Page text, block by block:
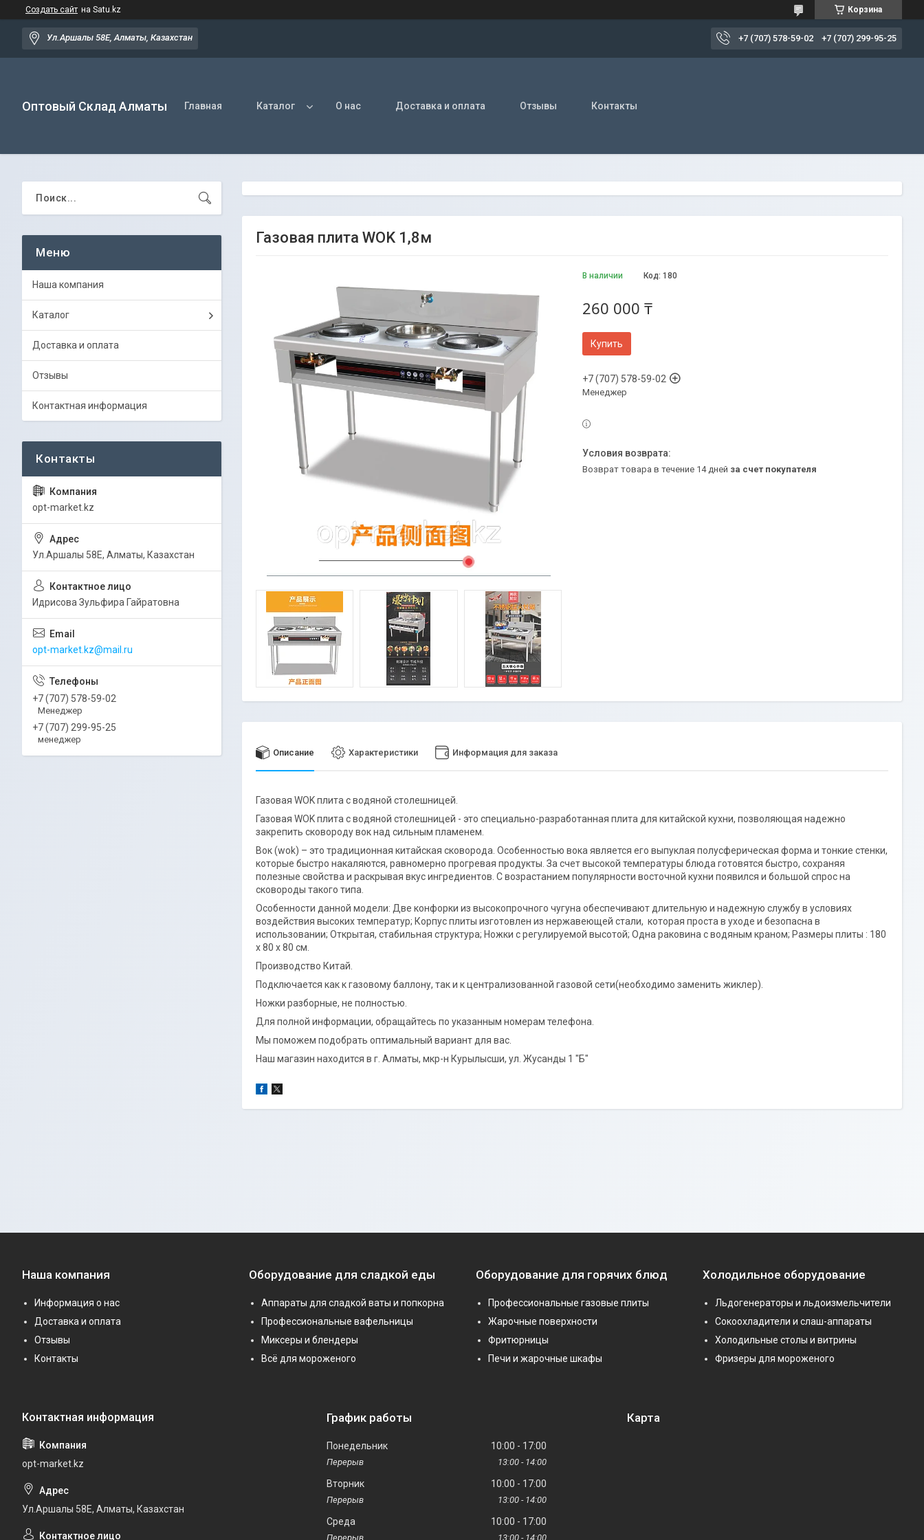
Создать сайт на Satu.kz Корзина
Ул.Аршалы 58Е, Алматы, Казахстан +7 (707) 578-59-02 +7 (707) 299-95-25
Оптовый Склад Алматы Главная Каталог О нас Доставка и оплата Отзывы Контакты
Газовая плита WOK 1,8м
В наличии Код: 180
260 000 ₸
Купить
+7 (707) 578-59-02
Менеджер
возврат товара в течение 14 дней за счет покупателя
Описание Характеристики Информация для заказа
Газовая WOK плита с водяной столешницей.
Газовая WOK плита с водяной столешницей - это специально-разработанная плита для китайской кухни, позволяющая надежно
закрепить сковороду вок над сильным пламенем.
Вок (wok) – это традиционная китайская сковорода. Особенностью вока является его выпуклая полусферическая форма и тонкие стенки,
которые быстро накаляются, равномерно прогревая продукты. За счет высокой температуры блюда готовятся быстро, сохраняя
полезные свойства и раскрывая вкус ингредиентов. С возрастанием популярности восточной кухни появился и большой спрос на
сковороды такого типа.
Особенности данной модели: Две конфорки из высокопрочного чугуна обеспечивают длительную и надежную службу в условиях
воздействия высоких температур; Корпус плиты изготовлен из нержавеющей стали, которая проста в уходе и безопасна в
использовании; Открытая, стабильная структура; Ножки с регулируемой высотой; Одна раковина с водяным краном; Размеры плиты : 180
х 80 х 80 см.
Производство Китай.
Подключается как к газовому баллону, так и к централизованной газовой сети(необходимо заменить жиклер).
Ножки разборные, не полностью.
Для полной информации, обращайтесь по указанным номерам телефона.
Мы поможем подобрать оптимальный вариант для вас.
Наш магазин находится в г. Алматы, мкр-н Курылысши, ул. Жусанды 1 "Б"
Наша компания
Каталог
Доставка и оплата
Отзывы
Контактная информация
opt-market.kz
Ул.Аршалы 58Е, Алматы, Казахстан
Идрисова Зульфира Гайратовна
opt-market.kz@mail.ru
+7 (707) 578-59-02
Менеджер
+7 (707) 299-95-25
менеджер
Наша компания
Информация о нас
Доставка и оплата
Отзывы
Контакты
Оборудование для сладкой еды
Аппараты для сладкой ваты и попкорна
Профессиональные вафельницы
Миксеры и блендеры
Всё для мороженого
Оборудование для горячих блюд
Профессиональные газовые плиты
Жарочные поверхности
Фритюрницы
Печи и жарочные шкафы
Холодильное оборудование
Льдогенераторы и льдоизмельчители
Сокоохладители и слаш-аппараты
Холодильные столы и витрины
Фризеры для мороженого
opt-market.kz
Ул.Аршалы 58Е, Алматы, Казахстан
График работы
Понедельник 10:00 17:00
13:00 14:00
Вторник 10:00 17:00
13:00 14:00
Среда 10:00 17:00
13:00 14:00
Карта